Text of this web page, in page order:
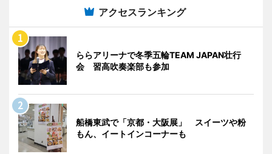
アクセスランキング
ららアリーナで冬季五輪TEAM JAPAN壮行
会 習高吹奏楽部も参加
船橋東武で「京都・大阪展」 スイーツや粉
もん、イートインコーナーも